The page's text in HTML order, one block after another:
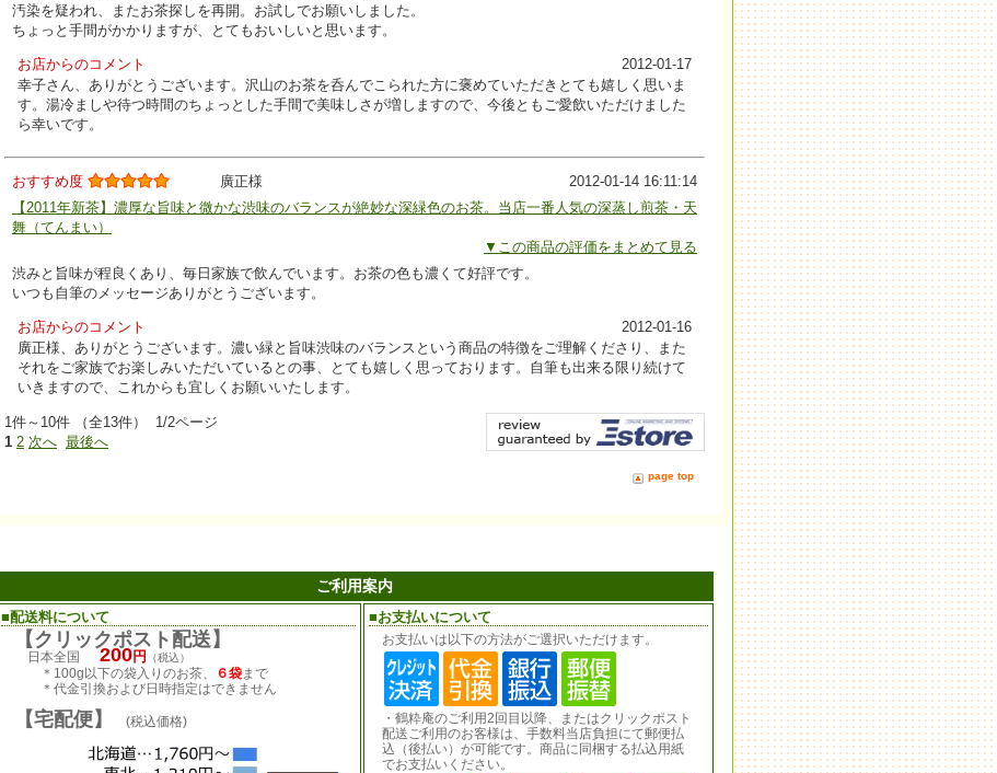
汚染を疑われ、またお茶探しを再開。お試しでお願いしました。
ちょっと手間がかかりますが、とてもおいしいと思います。
お店からのコメント
2012-01-17
幸子さん、ありがとうございます。沢山のお茶を呑んでこられた方に褒めていただきとても嬉しく思いま
す。湯冷ましや待つ時間のちょっとした手間で美味しさが増しますので、今後ともご愛飲いただけました
ら幸いです。
おすすめ度 廣正様
2012-01-14 16:11:14
【2011年新茶】濃厚な旨味と微かな渋味のバランスが絶妙な深緑色のお茶。当店一番人気の深蒸し煎茶・天
舞（てんまい）
▼この商品の評価をまとめて見る
渋みと旨味が程良くあり、毎日家族で飲んでいます。お茶の色も濃くて好評です。
いつも自筆のメッセージありがとうございます。
お店からのコメント
2012-01-16
廣正様、ありがとうございます。濃い緑と旨味渋味のバランスという商品の特徴をご理解くださり、また
それをご家族でお楽しみいただいているとの事、とても嬉しく思っております。自筆も出来る限り続けて
いきますので、これからも宜しくお願いいたします。
1件～10件 （全13件） 1/2ページ
1 2 次へ 最後へ
page top
ご利用案内
■配送料について
【クリックポスト配送】
日本全国200円 （税込）
＊100g以下の袋入りのお茶、 ６袋まで
＊代金引換および日時指定はできません
【宅配便】 (税込価格)
■お支払いについて
お支払いは以下の方法がご選択いただけます。
・鶴粋庵のご利用2回目以降、またはクリックポスト
配送ご利用のお客様は、手数料当店負担にて郵便払
込（後払い）が可能です。商品に同梱する払込用紙
でお支払いください。